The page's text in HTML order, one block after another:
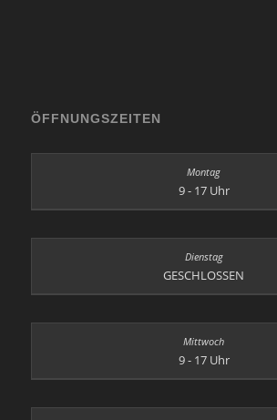
ÖFFNUNGSZEITEN
9 - 17 Uhr
GESCHLOSSEN
9 - 17 Uhr